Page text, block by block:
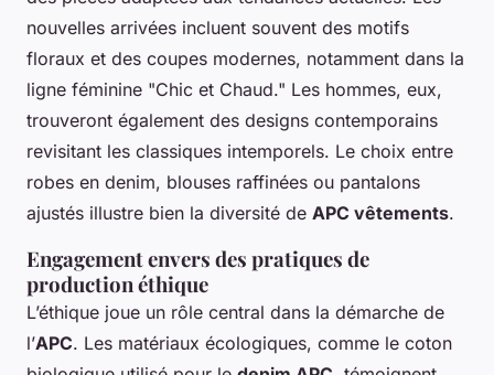
nouvelles arrivées incluent souvent des motifs
floraux et des coupes modernes, notamment dans la
ligne féminine "Chic et Chaud." Les hommes, eux,
trouveront également des designs contemporains
revisitant les classiques intemporels. Le choix entre
robes en denim, blouses raffinées ou pantalons
ajustés illustre bien la diversité de APC vêtements.
Engagement envers des pratiques de
production éthique
L’éthique joue un rôle central dans la démarche de
l’APC. Les matériaux écologiques, comme le coton